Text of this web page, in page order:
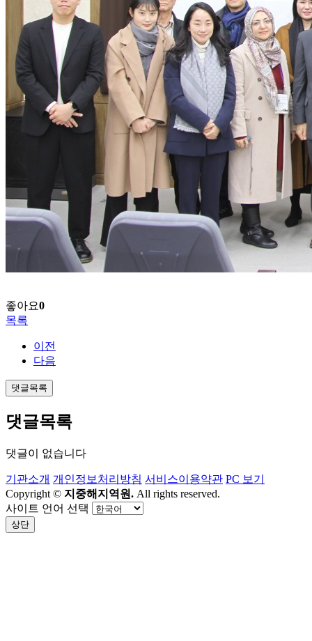
좋아요0
목록
이전
다음
댓글목록
댓글목록
댓글이 없습니다
기관소개 개인정보처리방침 서비스이용약관 PC 보기
Copyright © 지중해지역원. All rights reserved.
사이트 언어 선택
상단